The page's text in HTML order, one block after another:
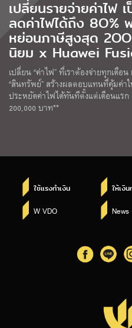
เปลี่ยนรายจ่ายค่าไฟ
ลดค่าไฟได้ถึง 8O%
หย่อนภาษีสูงสุด
นิยม x Huawei
เปลี่ยน “ค่าไฟ” ที่เราต้องจ่ายทุกเดื
“สินทรัพย์” สร้างผลตอบแทนที่คุ้มค่าใ
ประหยัดค่าไฟได้ทันทีตั้งแต่เดือนแร
200,000 บาท**
ใช้แรงทำเงิน ให้เงิน
W VDO News